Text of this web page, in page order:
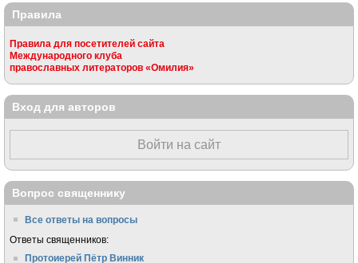
Правила
Правила для посетителей сайта
Международного клуба
православных литераторов «Омилия»
Вход для авторов
Войти на сайт
Вопрос священнику
Все ответы на вопросы
Ответы священников:
Протоиерей Пётр Винник